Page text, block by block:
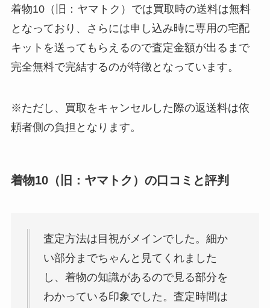
着物10（旧：ヤマトク）では買取時の送料は無料
となっており、さらには申し込み時に専用の宅配
キットを送ってもらえるので査定金額が出るまで
完全無料で完結するのが特徴となっています。
※ただし、買取をキャンセルした際の返送料は依
頼者側の負担となります。
着物10（旧：ヤマトク）の口コミと評判
査定方法は目視がメインでした。細か
い部分までちゃんと見てくれました
し、着物の知識があるので見る部分を
わかっている印象でした。査定時間は